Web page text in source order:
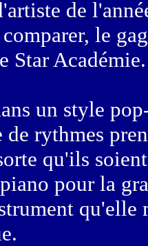
de
le
Star Académie.
un style
rythmes
qu'ils
pour la